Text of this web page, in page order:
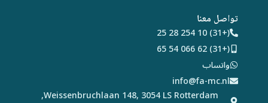
تواصل معنا
(+31) 10 254 28 25
(+31) 62 066 54 65
واتساب
info@fa-mc.nl
Weissenbruchlaan 148, 3054 LS Rotterdam,